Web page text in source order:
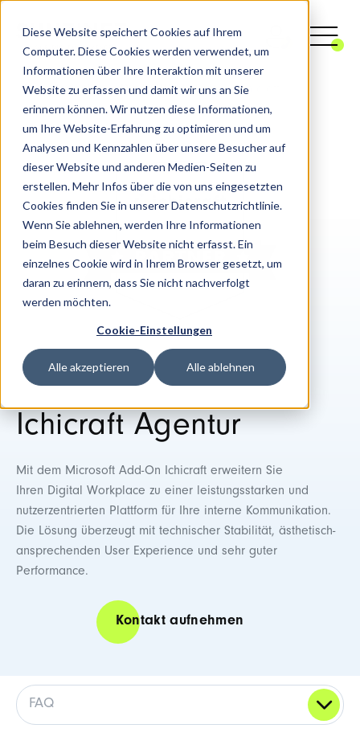
Diese Website speichert Cookies auf Ihrem
Computer. Diese Cookies werden verwendet, um
Informationen über Ihre Interaktion mit unserer
Website zu erfassen und damit wir uns an Sie
erinnern können. Wir nutzen diese Informationen,
um Ihre Website-Erfahrung zu optimieren und um
Analysen und Kennzahlen über unsere Besucher auf
dieser Website und anderen Medien-Seiten zu
erstellen. Mehr Infos über die von uns eingesetzten
Cookies finden Sie in unserer Datenschutzrichtlinie.
Wenn Sie ablehnen, werden Ihre Informationen
beim Besuch dieser Website nicht erfasst. Ein
einzelnes Cookie wird in Ihrem Browser gesetzt, um
daran zu erinnern, dass Sie nicht nachverfolgt
werden möchten.
Cookie-Einstellungen
Alle akzeptieren Alle ablehnen
Digitalagentur Digital Workplace Ichicraft
Ichicraft Agentur
Mit dem Microsoft Add-On Ichicraft erweitern Sie
Ihren Digital Workplace zu einer leistungsstarken und
nutzerzentrierten Plattform für Ihre interne Kommunikation.
Die Lösung überzeugt mit technischer Stabilität, ästhetisch-
ansprechenden User Experience und sehr guter
Performance.
Kontakt aufnehmen
FAQ